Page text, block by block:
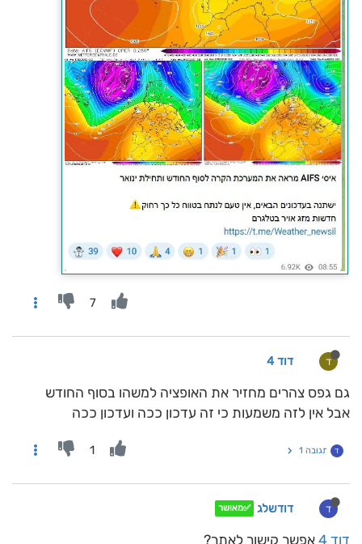
7
ד דוד 4
גם גפס צהרים מחזיר את האופציה למשהו בסוף החודש
אבל אין לזה משמעות כי זה עדכון ככה ועדכון ככה
ד תגובה 1 1
ד דודשלג ✅מאושר
דוד 4 אפשר קישור לאתר?